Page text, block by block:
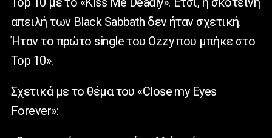
απειλή των Black Sabbath δεν ήταν σχετική.
Ήταν το πρώτο single του Ozzy που μπήκε στο
Top 10».
Σχετικά με το θέμα του «Close my Eyes
Forever»: